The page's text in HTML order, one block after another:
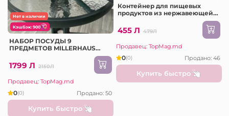
Нет в наличии
КэшБэк: 900
НАБОР ПОСУДЫ 9
ПРЕДМЕТОВ MILLERHAUS
1799 Л 2150Л
Продавец: TopMag.md
0(0) Продано: 50
Купить быстро
Контейнер для пищевых
продуктов из нержавеющей
455 Л 479Л
Продавец: TopMag.md
0(0) Продано: 46
Купить быстро